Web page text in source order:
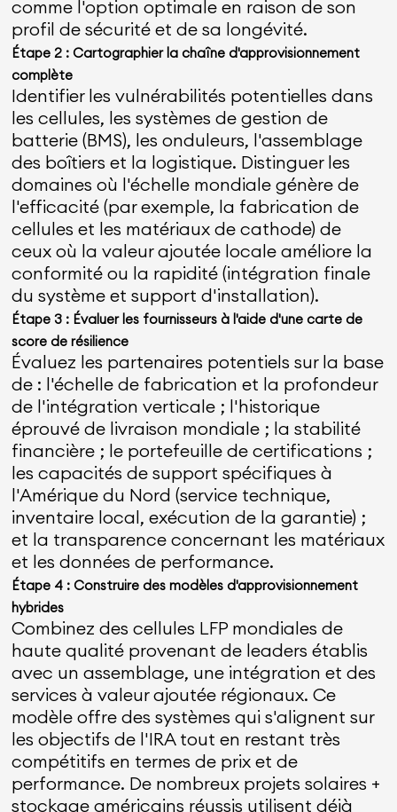
comme l'option optimale en raison de son
profil de sécurité et de sa longévité.
Étape 2 : Cartographier la chaîne d'approvisionnement
complète
Identifier les vulnérabilités potentielles dans
les cellules, les systèmes de gestion de
batterie (BMS), les onduleurs, l'assemblage
des boîtiers et la logistique. Distinguer les
domaines où l'échelle mondiale génère de
l'efficacité (par exemple, la fabrication de
cellules et les matériaux de cathode) de
ceux où la valeur ajoutée locale améliore la
conformité ou la rapidité (intégration finale
du système et support d'installation).
Étape 3 : Évaluer les fournisseurs à l'aide d'une carte de
score de résilience
Évaluez les partenaires potentiels sur la base
de : l'échelle de fabrication et la profondeur
de l'intégration verticale ; l'historique
éprouvé de livraison mondiale ; la stabilité
financière ; le portefeuille de certifications ;
les capacités de support spécifiques à
l'Amérique du Nord (service technique,
inventaire local, exécution de la garantie) ;
et la transparence concernant les matériaux
et les données de performance.
Étape 4 : Construire des modèles d'approvisionnement
hybrides
Combinez des cellules LFP mondiales de
haute qualité provenant de leaders établis
avec un assemblage, une intégration et des
services à valeur ajoutée régionaux. Ce
modèle offre des systèmes qui s'alignent sur
les objectifs de l'IRA tout en restant très
compétitifs en termes de prix et de
performance. De nombreux projets solaires +
stockage américains réussis utilisent déjà